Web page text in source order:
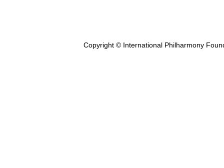
Copyright © International Philharmony